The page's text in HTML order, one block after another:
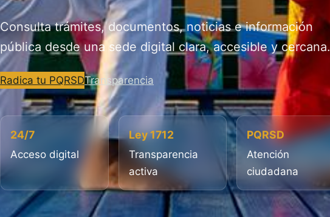
Consulta trámites, documentos, noticias e información
pública desde una sede digital clara, accesible y cercana.
Radica tu PQRSDTransparencia
24/7
Acceso digital
Ley 1712
Transparencia
activa
PQRSD
Atención
ciudadana